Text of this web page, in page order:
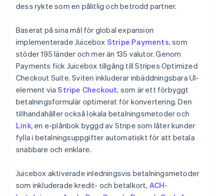
dess rykte som en pålitlig och betrodd partner.
Baserat på sina mål för global expansion
implementerade Juicebox Stripe Payments, som
stöder 195 länder och mer än 135 valutor. Genom
Payments fick Juicebox tillgång till Stripes Optimized
Checkout Suite. Sviten inkluderar inbäddningsbara UI-
element viaStripe Checkout, som är ett förbyggt
betalningsformulär optimerat för konvertering. Den
tillhandahåller också lokala betalningsmetoder och
Link, en e-plånbok byggd av Stripe som låter kunder
fylla i betalningsuppgifter automatiskt för att betala
snabbare och enklare.
Juicebox aktiverade inledningsvis betalningsmetoder
som inkluderade kredit- och betalkort, ACH-